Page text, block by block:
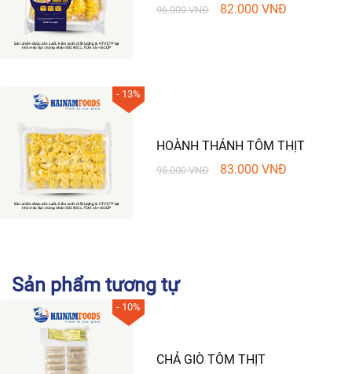
96.000VNĐ 82.000VNĐ
- 13%
HOÀNH THÁNH TÔM THỊT
95.000VNĐ 83.000VNĐ
Sản phẩm tương tự
- 10%
CHẢ GIÒ TÔM THỊT